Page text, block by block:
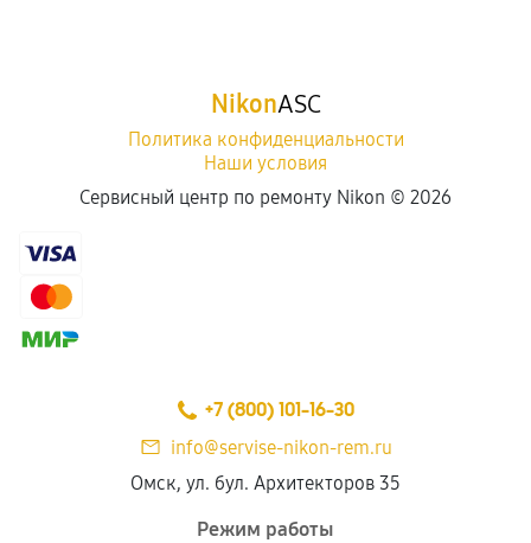
NikonASC
Политика конфиденциальности
Наши условия
Сервисный центр по ремонту Nikon © 2026
+7 (800) 101-16-30
info@servise-nikon-rem.ru
Омск, ул. бул. Архитекторов 35
Режим работы